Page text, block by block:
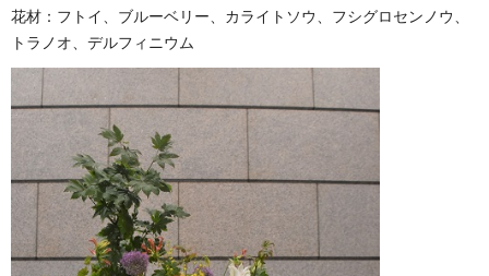
花材：フトイ、ブルーベリー、カライトソウ、フシグロセンノウ、
トラノオ、デルフィニウム